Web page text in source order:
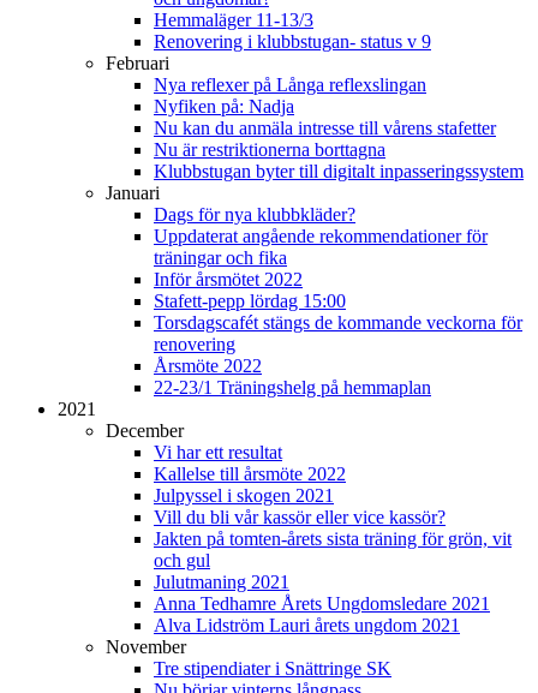
Hemmaläger 11-13/3
Renovering i klubbstugan- status v 9
Februari
Nya reflexer på Långa reflexslingan
Nyfiken på: Nadja
Nu kan du anmäla intresse till vårens stafetter
Nu är restriktionerna borttagna
Klubbstugan byter till digitalt inpasseringssystem
Januari
Dags för nya klubbkläder?
Uppdaterat angående rekommendationer för
träningar och fika
Inför årsmötet 2022
Stafett-pepp lördag 15:00
Torsdagscafét stängs de kommande veckorna för
renovering
Årsmöte 2022
22-23/1 Träningshelg på hemmaplan
2021
December
Vi har ett resultat
Kallelse till årsmöte 2022
Julpyssel i skogen 2021
Vill du bli vår kassör eller vice kassör?
Jakten på tomten-årets sista träning för grön, vit
och gul
Julutmaning 2021
Anna Tedhamre Årets Ungdomsledare 2021
Alva Lidström Lauri årets ungdom 2021
November
Tre stipendiater i Snättringe SK